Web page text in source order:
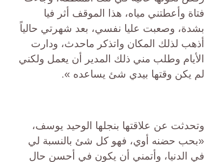
فتاة وأعطتني مياه، هذا الموقف أثر فيا
بشدة، وصعبت عليا نفسي، بعد شهرتي حالياً
أذهب لذلك المكان واتذكر ماحدث، ودارت
الأيام وطلب مني ذلك المدير أن يعمل ولكني
لم يكن وقتها بيدي شئ يساعده ».
وتحدثت عن علاقتها بنجلها الوحيد يوسف،
«بحب حضنه أوي، فهو كل شئ بالنسبة لي
في الدنيا، وأتمني أن يكون في أحسن حال